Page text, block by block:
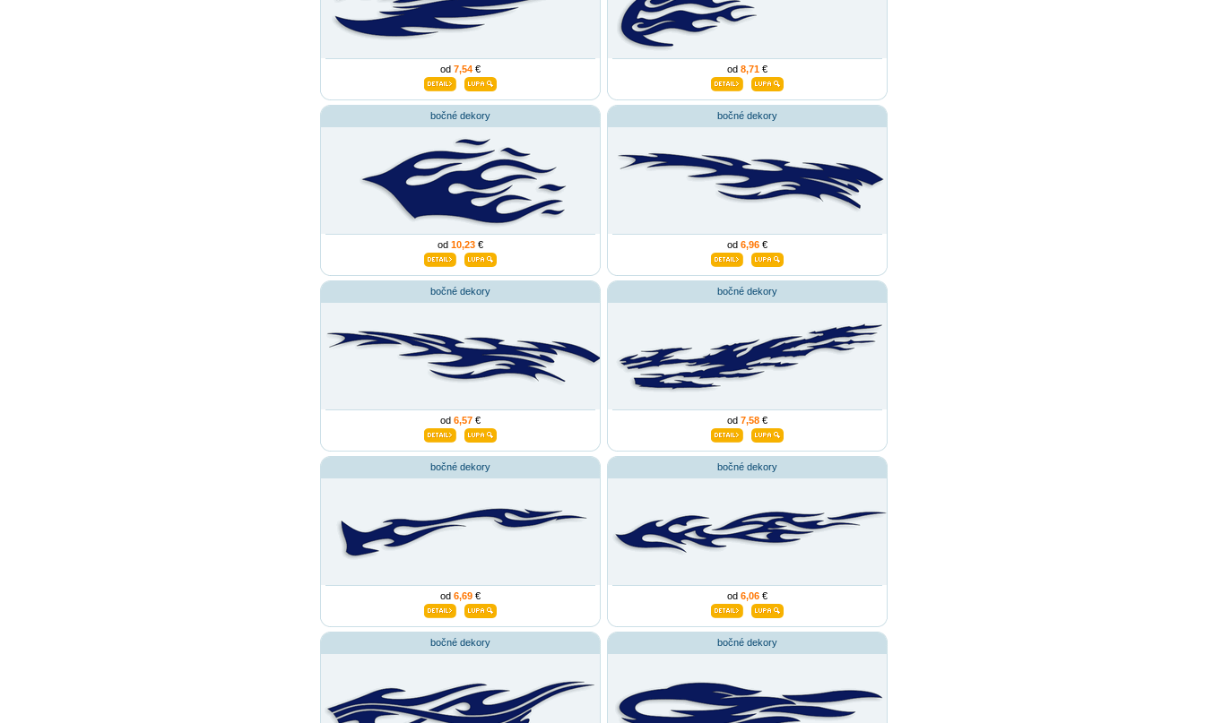
od 7,54€ od 8,71€
bočné dekory
od 10,23€
bočné dekory
od 6,96€
bočné dekory
od 6,57€
bočné dekory
od 7,58€
bočné dekory
od 6,69€
bočné dekory
od 6,06€
bočné dekory bočné dekory